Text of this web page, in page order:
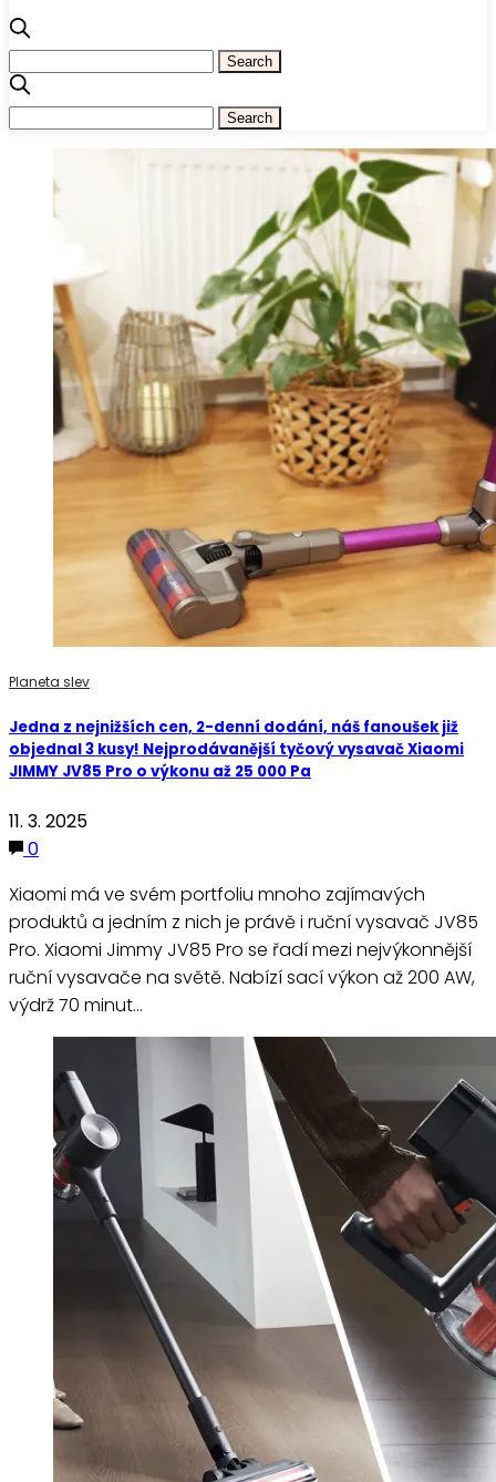
Planeta slev
Jedna z nejnižších cen, 2-denní dodání, náš fanoušek již
objednal 3 kusy! Nejprodávanější tyčový vysavač Xiaomi
JIMMY JV85 Pro o výkonu až 25 000 Pa
11. 3. 2025
0
Xiaomi má ve svém portfoliu mnoho zajímavých
produktů a jedním z nich je právě i ruční vysavač JV85
Pro. Xiaomi Jimmy JV85 Pro se řadí mezi nejvýkonnější
ruční vysavače na světě. Nabízí sací výkon až 200 AW,
výdrž 70 minut…